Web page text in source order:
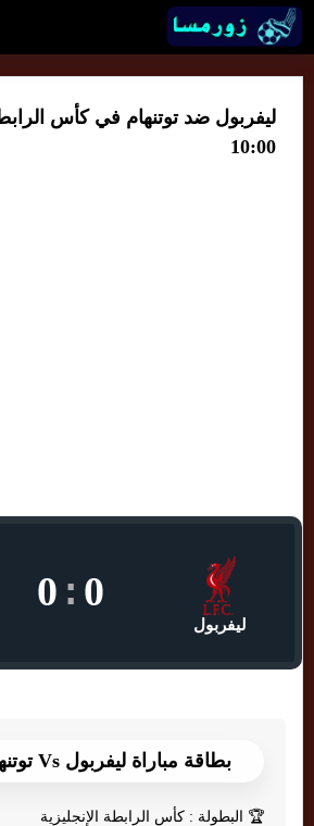
ليفربول ضد توتنهام في كأس
10:00
ليفربول
0
:
0
بطاقة مباراة ليفربول Vs توتنهام
🏆 البطولة : كأس الرابطة الإنجليزية